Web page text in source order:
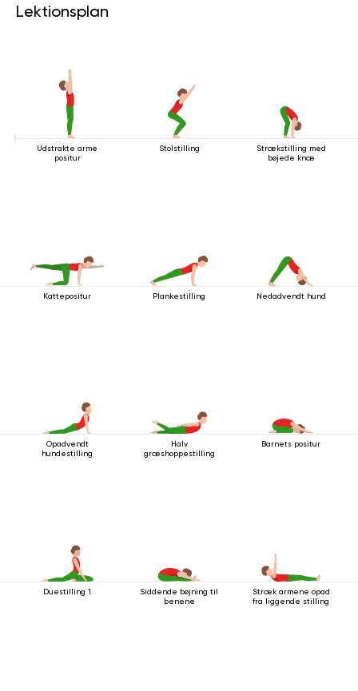
Lektionsplan
Udstrakte arme
positur
Stolstilling
Strækstilling med
bøjede knæ
Kattepositur Plankestilling Nedadvendt hund
Opadvendt
hundestilling
Halv
græshoppestilling
Barnets positur
Duestilling 1
Siddende bøjning til
benene
Stræk armene opad
fra liggende stilling